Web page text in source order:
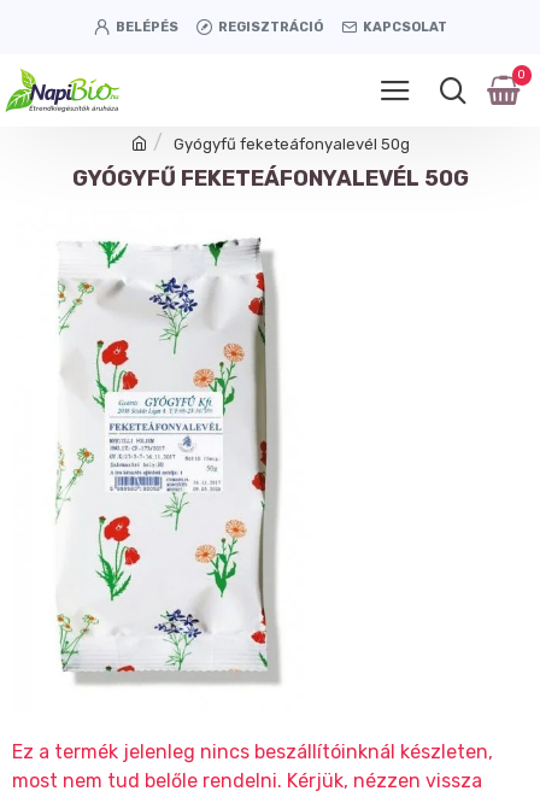
BELÉPÉS REGISZTRÁCIÓ KAPCSOLAT
0
Gyógyfű feketeáfonyalevél 50g
GYÓGYFŰ FEKETEÁFONYALEVÉL 50G
Ez a termék jelenleg nincs beszállítóinknál készleten,
most nem tud belőle rendelni. Kérjük, nézzen vissza